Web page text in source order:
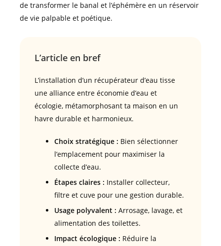
de transformer le banal et l’éphémère en un réservoir
de vie palpable et poétique.
L’article en bref
L’installation d’un récupérateur d’eau tisse
une alliance entre économie d’eau et
écologie, métamorphosant ta maison en un
havre durable et harmonieux.
Choix stratégique : Bien sélectionner
l’emplacement pour maximiser la
collecte d’eau.
Étapes claires : Installer collecteur,
filtre et cuve pour une gestion durable.
Usage polyvalent : Arrosage, lavage, et
alimentation des toilettes.
Impact écologique : Réduire la